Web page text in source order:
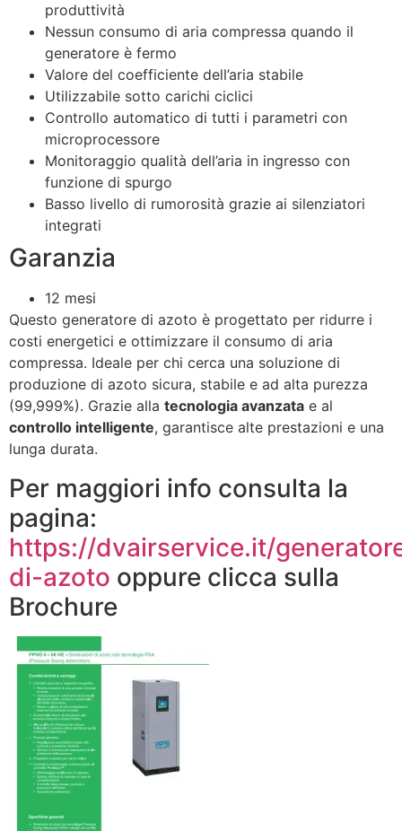
produttività
Nessun consumo di aria compressa quando il
generatore è fermo
Valore del coefficiente dell’aria stabile
Utilizzabile sotto carichi ciclici
Controllo automatico di tutti i parametri con
microprocessore
Monitoraggio qualità dell’aria in ingresso con
funzione di spurgo
Basso livello di rumorosità grazie ai silenziatori
integrati
Garanzia
12 mesi
Questo generatore di azoto è progettato per ridurre i
costi energetici e ottimizzare il consumo di aria
compressa. Ideale per chi cerca una soluzione di
produzione di azoto sicura, stabile e ad alta purezza
(99,999%). Grazie alla tecnologia avanzata e al
controllo intelligente, garantisce alte prestazioni e una
lunga durata.
Per maggiori info consulta la
pagina:
https://dvairservice.it/
di-azoto oppure clicca sulla
Brochure